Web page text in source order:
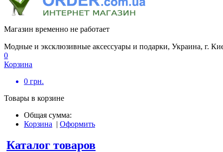
Магазин временно не работает
Модные и эксклюзивные аксессуары и подарки, Украина, г.
0
Корзина
0 грн.
Товары в корзине
Общая сумма:
Корзина | Оформить
Каталог товаров